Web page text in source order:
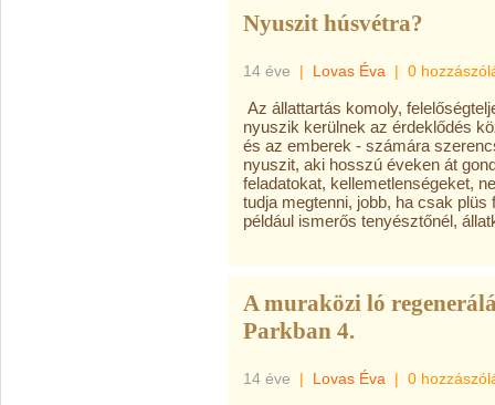
Nyuszit húsvétra?
14 éve | Lovas Éva | 0
Az állattartás komoly,
nyuszik kerülnek az érdeklődés
és az emberek - számára
nyuszit, aki hosszú éveken át
feladatokat, kellemetlenségeket,
tudja megtenni, jobb, ha csak
például ismerős tenyésztőnél,
A muraközi ló
Parkban 4.
14 éve | Lovas Éva | 0